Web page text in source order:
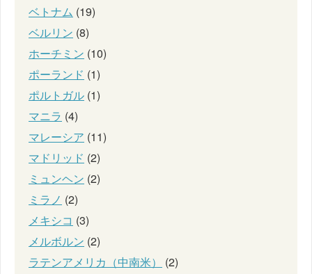
ベトナム (19)
ベルリン (8)
ホーチミン (10)
ポーランド (1)
ポルトガル (1)
マニラ (4)
マレーシア (11)
マドリッド (2)
ミュンヘン (2)
ミラノ (2)
メキシコ (3)
メルボルン (2)
ラテンアメリカ（中南米）
(2)